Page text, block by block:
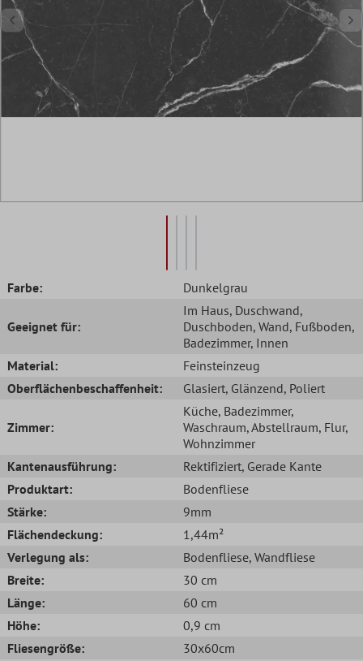
Farbe: Dunkelgrau
Geeignet für:
Im Haus, Duschwand,
Duschboden, Wand, Fußboden,
Badezimmer, Innen
Material:
Feinsteinzeug
Oberflächenbeschaffenheit:
Glasiert, Glänzend, Poliert
Zimmer:
Küche, Badezimmer,
Waschraum, Abstellraum, Flur,
Wohnzimmer
Kantenausführung:
Rektifiziert, Gerade Kante
Produktart:
Bodenfliese
Stärke:
9mm
Flächendeckung:
1,44m²
Verlegung als:
Bodenfliese, Wandfliese
Breite:
30 cm
Länge:
60 cm
Höhe:
0,9 cm
Fliesengröße:
30x60cm